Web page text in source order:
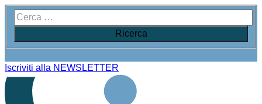
Iscriviti alla NEWSLETTER